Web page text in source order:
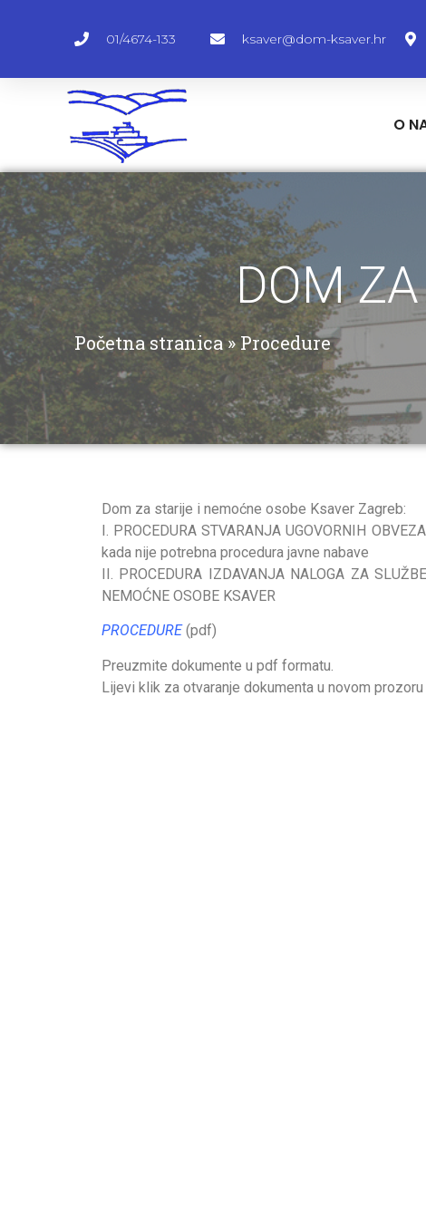
01/4674-133 ksaver@dom-ksaver.hr
O
DOM
Početna stranica»Procedure
Dom za starije i nemoćne osobe Ksaver Zagreb:
I. PROCEDURA STVARANJA UGOVORNIH
kada nije potrebna procedura javne nabave
II. PROCEDURA IZDAVANJA NALOGA ZA
NEMOĆNE OSOBE KSAVER
PROCEDURE(pdf)
Preuzmite dokumente u pdf formatu.
Lijevi klik za otvaranje dokumenta u novom